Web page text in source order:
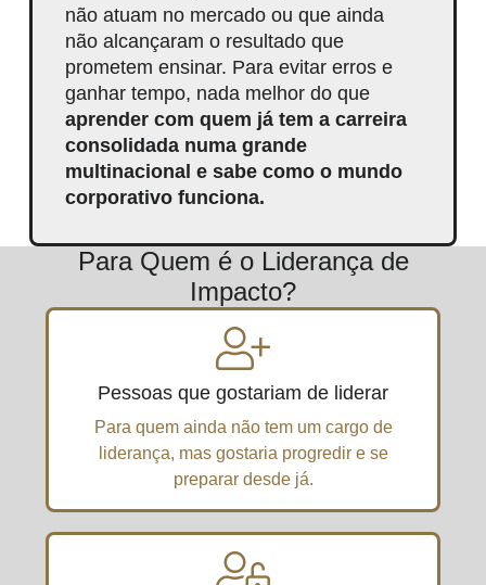
não atuam no mercado ou que ainda
não alcançaram o resultado que
prometem ensinar. Para evitar erros e
ganhar tempo, nada melhor do que
aprender com quem já tem a carreira
consolidada numa grande
multinacional e sabe como o mundo
corporativo funciona.
Para Quem é o Liderança de
Impacto?
Pessoas que gostariam de liderar
Para quem ainda não tem um cargo de
liderança, mas gostaria progredir e se
preparar desde já.